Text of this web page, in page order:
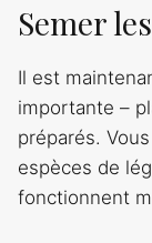
Semer
Il est
importante –
préparés.
espèces de
fonctionnent